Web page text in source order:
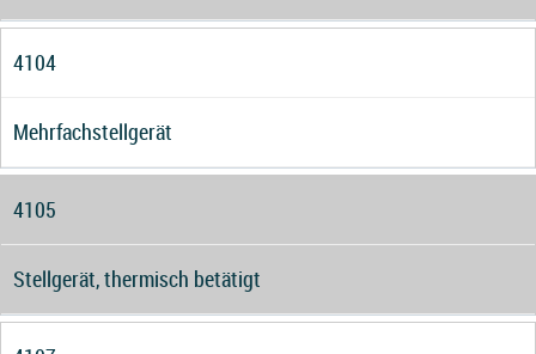
4104
Mehrfachstellgerät
4105
Stellgerät, thermisch betätigt